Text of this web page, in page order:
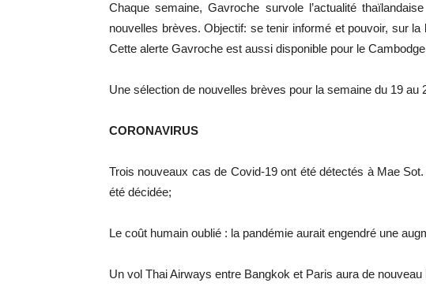
Chaque semaine, Gavroche survole l’actualité
nouvelles brèves. Objectif: se tenir informé et pouvoir, sur la
Cette alerte Gavroche est aussi disponible pour le
Une sélection de nouvelles brèves pour la semaine du 19 au
CORONAVIRUS
Trois nouveaux cas de Covid-19 ont été détectés à Mae
été décidée;
Le coût humain oublié : la pandémie aurait engendré une
Un vol Thai Airways entre Bangkok et Paris aura de nouveau